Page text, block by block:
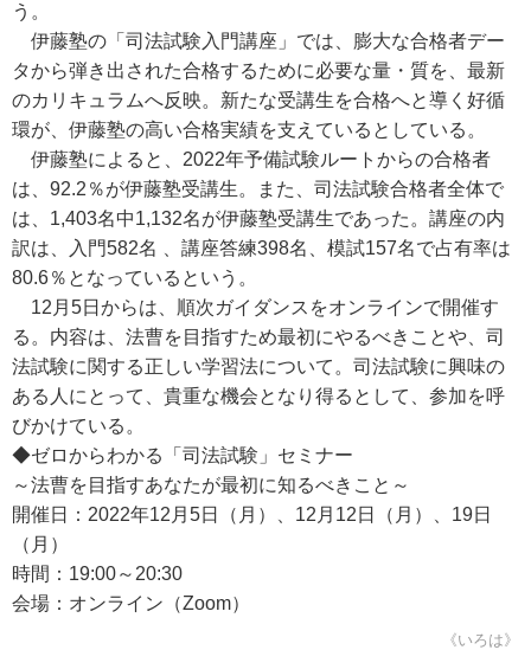
う。
伊藤塾の「司法試験入門講座」では、膨大な合格者デー
タから弾き出された合格するために必要な量・質を、最新
のカリキュラムへ反映。新たな受講生を合格へと導く好循
環が、伊藤塾の高い合格実績を支えているとしている。
伊藤塾によると、2022年予備試験ルートからの合格者
は、92.2％が伊藤塾受講生。また、司法試験合格者全体で
は、1,403名中1,132名が伊藤塾受講生であった。講座の内
訳は、入門582名 、講座答練398名、模試157名で占有率は
80.6％となっているという。
12月5日からは、順次ガイダンスをオンラインで開催す
る。内容は、法曹を目指すため最初にやるべきことや、司
法試験に関する正しい学習法について。司法試験に興味の
ある人にとって、貴重な機会となり得るとして、参加を呼
びかけている。
◆ゼロからわかる「司法試験」セミナー
～法曹を目指すあなたが最初に知るべきこと～
開催日：2022年12月5日（月）、12月12日（月）、19日
（月）
時間：19:00～20:30
会場：オンライン（Zoom）
《いろは》